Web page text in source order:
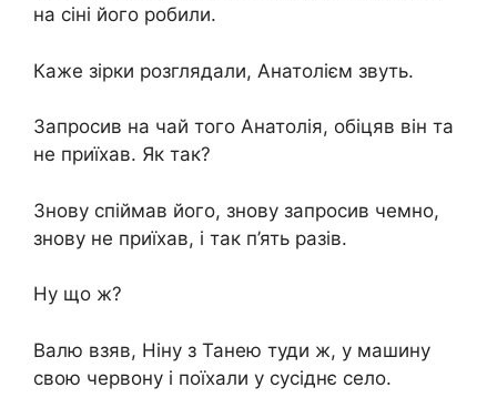
на сіні його робили.
Каже зірки розглядали, Анатолієм звуть.
Запросив на чай того Анатолія, обіцяв він та
не приїхав. Як так?
Знову спіймав його, знову запросив чемно,
знову не приїхав, і так п’ять разів.
Ну що ж?
Валю взяв, Ніну з Танею туди ж, у машину
свою червону і поїхали у сусіднє село.